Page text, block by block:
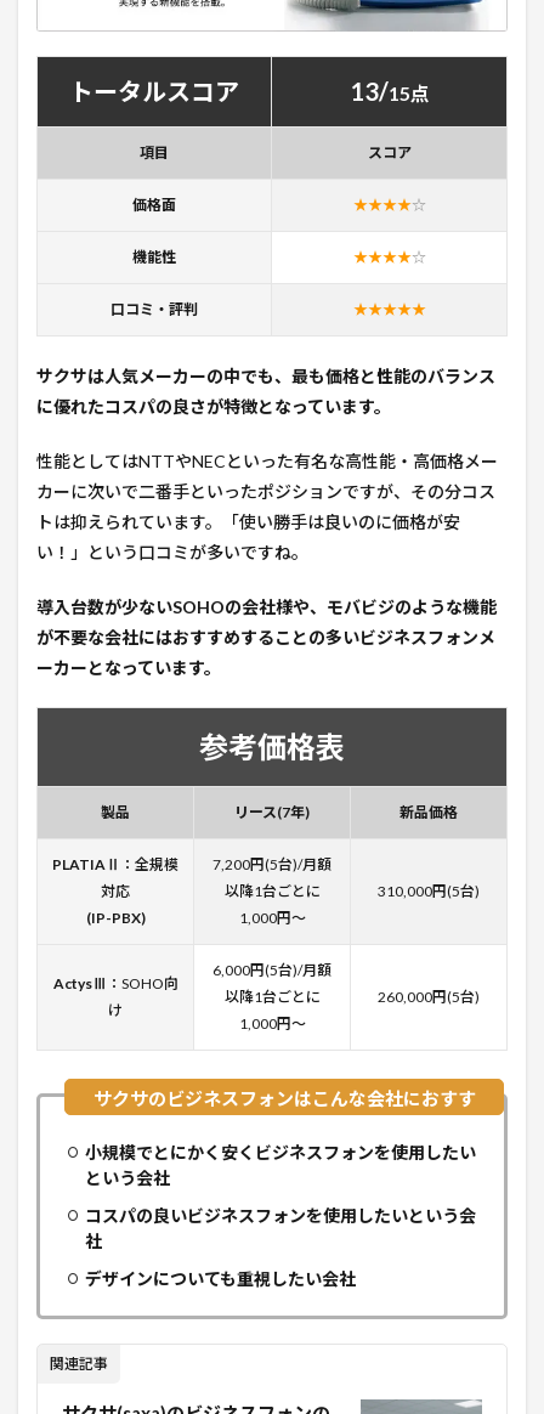
トータルスコア 13/15点
項目 スコア
価格面 ★★★★☆
機能性 ★★★★☆
口コミ・評判 ★★★★★
サクサは人気メーカーの中でも、最も価格と性能のバランス
に優れたコスパの良さが特徴となっています。
性能としてはNTTやNECといった有名な高性能・高価格メー
カーに次いで二番手といったポジションですが、その分コス
トは抑えられています。「使い勝手は良いのに価格が安
い！」という口コミが多いですね。
導入台数が少ないSOHOの会社様や、モバビジのような機能
が不要な会社にはおすすめすることの多いビジネスフォンメ
ーカーとなっています。
参考価格表
製品 リース(7年) 新品価格
PLATIAⅡ ：全規模
対応
(IP-PBX)
7,200円(5台)/月額
以降1台ごとに
1,000円〜
310,000円(5台)
ActysⅢ ：SOHO向
け
6,000円(5台)/月額
以降1台ごとに
1,000円〜
260,000円(5台)
小規模でとにかく安くビジネスフォンを使用したい
という会社
コスパの良いビジネスフォンを使用したいという会
社
デザインについても重視したい会社
関連記事